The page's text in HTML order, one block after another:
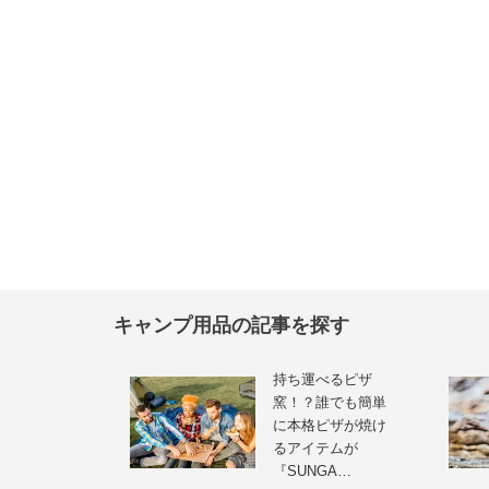
キャンプ用品の記事を探す
持ち運べるピザ
窯！？誰でも簡単
に本格ピザが焼け
るアイテムが
『SUNGA…